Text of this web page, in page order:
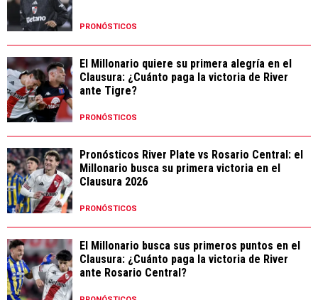
PRONÓSTICOS
El Millonario quiere su primera alegría en el
Clausura: ¿Cuánto paga la victoria de River
ante Tigre?
PRONÓSTICOS
Pronósticos River Plate vs Rosario Central: el
Millonario busca su primera victoria en el
Clausura 2026
PRONÓSTICOS
El Millonario busca sus primeros puntos en el
Clausura: ¿Cuánto paga la victoria de River
ante Rosario Central?